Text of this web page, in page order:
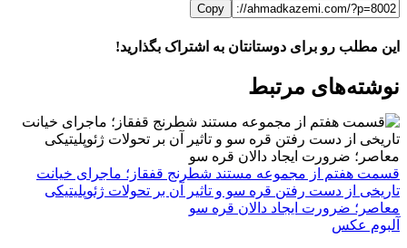
Copy
این مطلب رو برای دوستانتان به اشتراک بگذارید!
FacebookX
LinkedIn
WhatsApp
Telegram
ایمیل
نوشته‌‌های مرتبط
قسمت هفتم از مجموعه مستند شطرنج قفقاز؛ ماجرای خیانت
تاریخی از دست رفتن قره سو و تاثیر آن بر تحولات ژئوپلیتیکی
معاصر؛ ضرورت ایجاد دالان قره سو
آلبوم عکس